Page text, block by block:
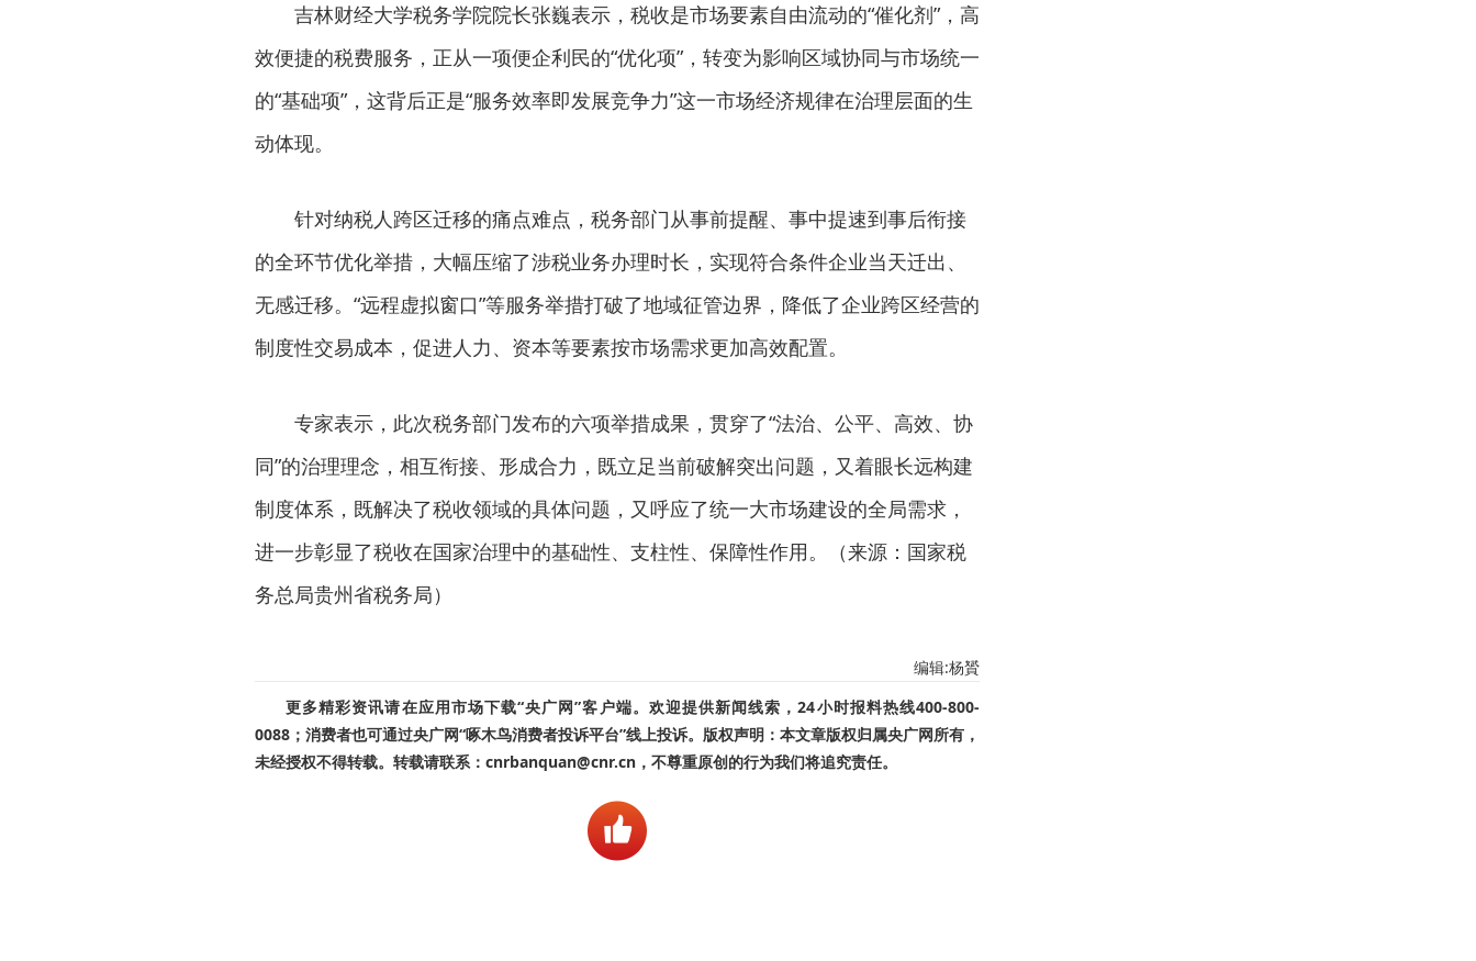
吉林财经大学税务学院院长张巍表示，税收是市场要素自由流动的“催化剂”，高
效便捷的税费服务，正从一项便企利民的“优化项”，转变为影响区域协同与市场统一
的“基础项”，这背后正是“服务效率即发展竞争力”这一市场经济规律在治理层面的生
动体现。
针对纳税人跨区迁移的痛点难点，税务部门从事前提醒、事中提速到事后衔接
的全环节优化举措，大幅压缩了涉税业务办理时长，实现符合条件企业当天迁出、
无感迁移。“远程虚拟窗口”等服务举措打破了地域征管边界，降低了企业跨区经营的
制度性交易成本，促进人力、资本等要素按市场需求更加高效配置。
专家表示，此次税务部门发布的六项举措成果，贯穿了“法治、公平、高效、协
同”的治理理念，相互衔接、形成合力，既立足当前破解突出问题，又着眼长远构建
制度体系，既解决了税收领域的具体问题，又呼应了统一大市场建设的全局需求，
进一步彰显了税收在国家治理中的基础性、支柱性、保障性作用。（来源：国家税
务总局贵州省税务局）
编辑:杨贇
更多精彩资讯请在应用市场下载“央广网”客户端。欢迎提供新闻线索，24小时报料热线400-800-
0088；消费者也可通过央广网“啄木鸟消费者投诉平台”线上投诉。版权声明：本文章版权归属央广网所有，
未经授权不得转载。转载请联系：cnrbanquan@cnr.cn，不尊重原创的行为我们将追究责任。